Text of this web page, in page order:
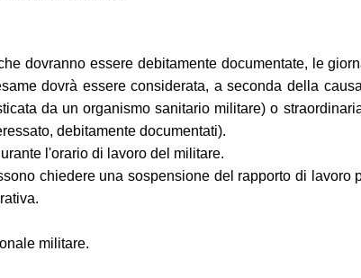
dovranno essere debitamente documentate, le
dovrà essere considerata, a seconda della
da un organismo sanitario militare) o
debitamente documentati).
l'orario di lavoro del militare.
chiedere una sospensione del rapporto di lavoro
militare.